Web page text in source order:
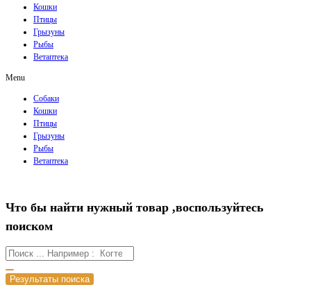
Кошки
Птицы
Грызуны
Рыбы
Ветаптека
Menu
Собаки
Кошки
Птицы
Грызуны
Рыбы
Ветаптека
Что бы найти нужный товар ,воспользуйтесь
поиском
Результаты поиска